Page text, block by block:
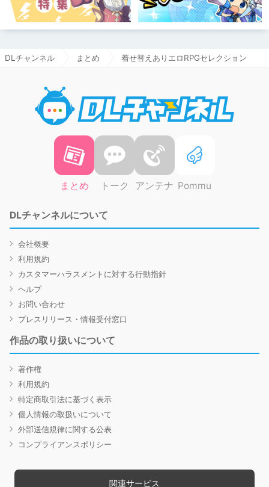
DLチャンネル まとめ 着せ替えありエロRPGセレクション
まとめ トーク アンテナ Pommu
DLチャンネルについて
会社概要
利用規約
カスタマーハラスメントに対する行動指針
ヘルプ
お問い合わせ
プレスリリース・情報受付窓口
作品の取り扱いについて
著作権
利用規約
特定商取引法に基づく表示
個人情報の取扱いについて
外部送信規律に関する公表
コンプライアンスポリシー
関連サービス